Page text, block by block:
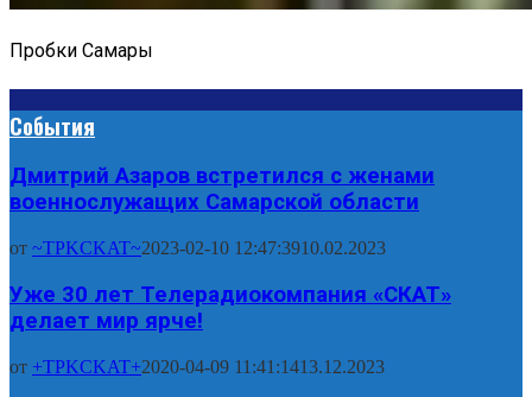
Пробки Самары
События
Дмитрий Азаров встретился с женами
военнослужащих Самарской области
от ~TPKCKAT~2023-02-10 12:47:3910.02.2023
Уже 30 лет Телерадиокомпания «СКАТ»
делает мир ярче!
от +TPKCKAT+2020-04-09 11:41:1413.12.2023